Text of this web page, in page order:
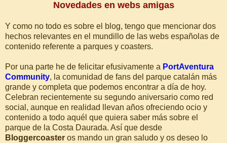
Novedades en webs amigas
Y como no todo es sobre el blog, tengo que mencionar dos
hechos relevantes en el mundillo de las webs españolas de
contenido referente a parques y coasters.
Por una parte he de felicitar efusivamente a PortAventura
Community, la comunidad de fans del parque catalán más
grande y completa que podemos encontrar a día de hoy.
Celebran recientemente su segundo aniversario como red
social, aunque en realidad llevan años ofreciendo ocio y
contenido a todo aquél que quiera saber más sobre el
parque de la Costa Daurada. Así que desde
Bloggercoaster os mando un gran saludo y os deseo lo